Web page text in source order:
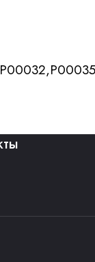
P00032,P00035